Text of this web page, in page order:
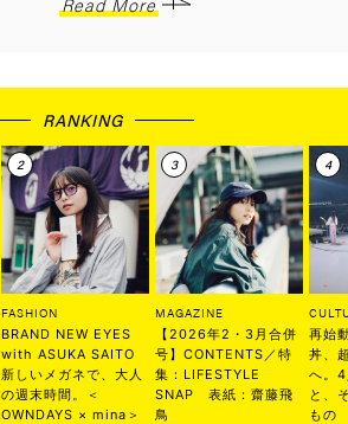
RANKING
FASHION
BRAND NEW EYES
with ASUKA SAITO
新しいメガネで、大人
の週末時間。＜
OWNDAYS × mina＞
MAGAZINE
【2026年2・3月合併
号】CONTENTS／特
集：LIFESTYLE
SNAP 表紙：齋藤飛
鳥
再始
丼、
へ。
と、
もの